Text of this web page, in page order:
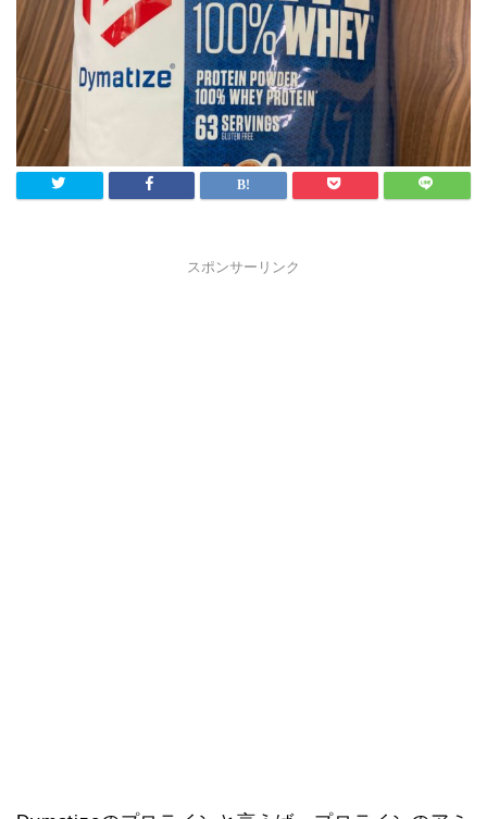
スポンサーリンク